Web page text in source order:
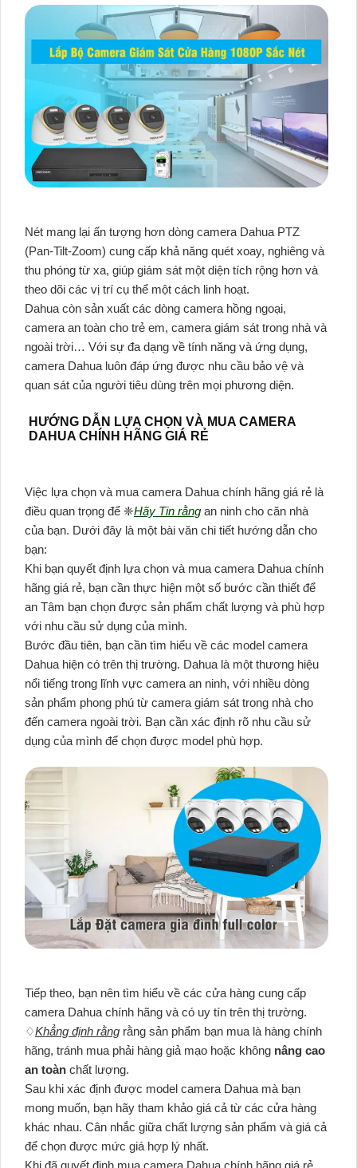
Nét mang lại ấn tượng hơn dòng camera Dahua PTZ
(Pan-Tilt-Zoom) cung cấp khả năng quét xoay, nghiêng và
thu phóng từ xa, giúp giám sát một diện tích rộng hơn và
theo dõi các vị trí cụ thể một cách linh hoạt.
Dahua còn sản xuất các dòng camera hồng ngoại,
camera an toàn cho trẻ em, camera giám sát trong nhà và
ngoài trời… Với sự đa dạng về tính năng và ứng dụng,
camera Dahua luôn đáp ứng được nhu cầu bảo vệ và
quan sát của người tiêu dùng trên mọi phương diện.
HƯỚNG DẪN LỰA CHỌN VÀ MUA CAMERA
DAHUA CHÍNH HÃNG GIÁ RẺ
Việc lựa chọn và mua camera Dahua chính hãng giá rẻ là
điều quan trọng để ❈Hãy Tin rằng an ninh cho căn nhà
của bạn. Dưới đây là một bài văn chi tiết hướng dẫn cho
bạn:
Khi bạn quyết định lựa chọn và mua camera Dahua chính
hãng giá rẻ, bạn cần thực hiện một số bước cần thiết để
an Tâm bạn chọn được sản phẩm chất lượng và phù hợp
với nhu cầu sử dụng của mình.
Bước đầu tiên, bạn cần tìm hiểu về các model camera
Dahua hiện có trên thị trường. Dahua là một thương hiệu
nổi tiếng trong lĩnh vực camera an ninh, với nhiều dòng
sản phẩm phong phú từ camera giám sát trong nhà cho
đến camera ngoài trời. Bạn cần xác định rõ nhu cầu sử
dụng của mình để chọn được model phù hợp.
Tiếp theo, bạn nên tìm hiểu về các cửa hàng cung cấp
camera Dahua chính hãng và có uy tín trên thị trường.
♢Khẳng định rằng rằng sản phẩm bạn mua là hàng chính
hãng, tránh mua phải hàng giả mạo hoặc không nâng cao
an toàn chất lượng.
Sau khi xác định được model camera Dahua mà bạn
mong muốn, bạn hãy tham khảo giá cả từ các cửa hàng
khác nhau. Cân nhắc giữa chất lượng sản phẩm và giá cả
để chọn được mức giá hợp lý nhất.
Khi đã quyết định mua camera Dahua chính hãng giá rẻ,